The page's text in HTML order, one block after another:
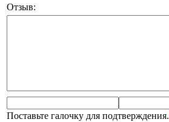
Отзыв:
Поставьте галочку для подтверждения.